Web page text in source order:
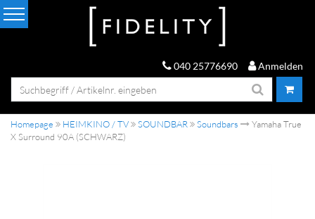
040 25776690 Anmelden
Homepage HEIMKINO / TV SOUNDBAR Soundbars
Yamaha True
X Surround 90A (SCHWARZ)